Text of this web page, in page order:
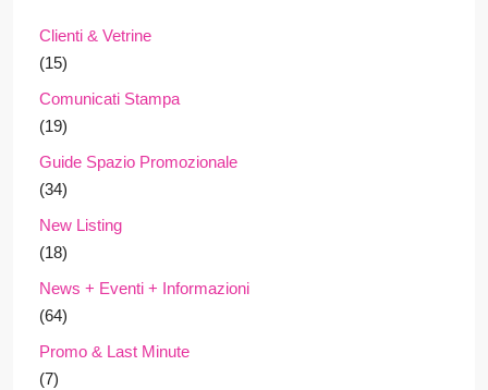
Clienti & Vetrine
(15)
Comunicati Stampa
(19)
Guide Spazio Promozionale
(34)
New Listing
(18)
News + Eventi + Informazioni
(64)
Promo & Last Minute
(7)